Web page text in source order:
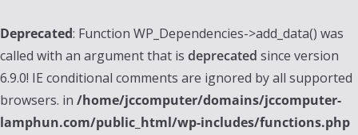
Deprecated: Function WP_Dependencies->add_data() was
called with an argument that is deprecated since version
6.9.0! IE conditional comments are ignored by all supported
browsers. in /home/jccomputer/domains/jccomputer-
lamphun.com/public_html/wp-includes/functions.php